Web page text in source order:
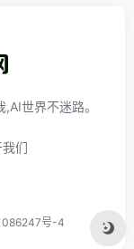
世界不迷路。
们
号-4